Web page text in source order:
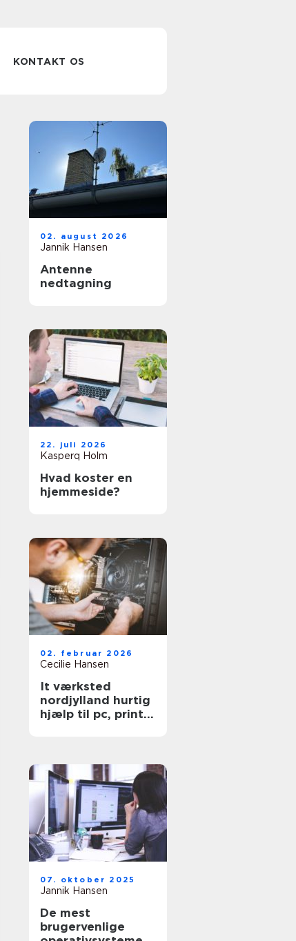
KONTAKT OS
02. august 2026
Jannik Hansen
Antenne
nedtagning
22. juli 2026
Kasperq Holm
Hvad koster en
hjemmeside?
02. februar 2026
Cecilie Hansen
It værksted
nordjylland hurtig
hjælp til pc, printer
07. oktober 2025
Jannik Hansen
De mest
brugervenlige